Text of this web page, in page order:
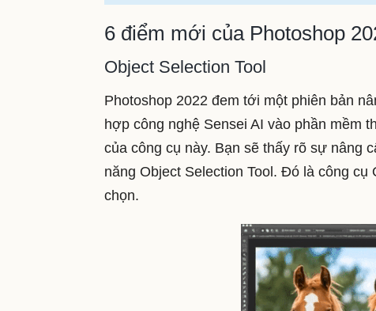
6 điểm mới của Photoshop
Object Selection Tool
Photoshop 2022 đem tới một phiên bản
hợp công nghệ Sensei AI vào phần mềm
của công cụ này. Bạn sẽ thấy rõ sự nâng
năng Object Selection Tool. Đó là công
chọn.